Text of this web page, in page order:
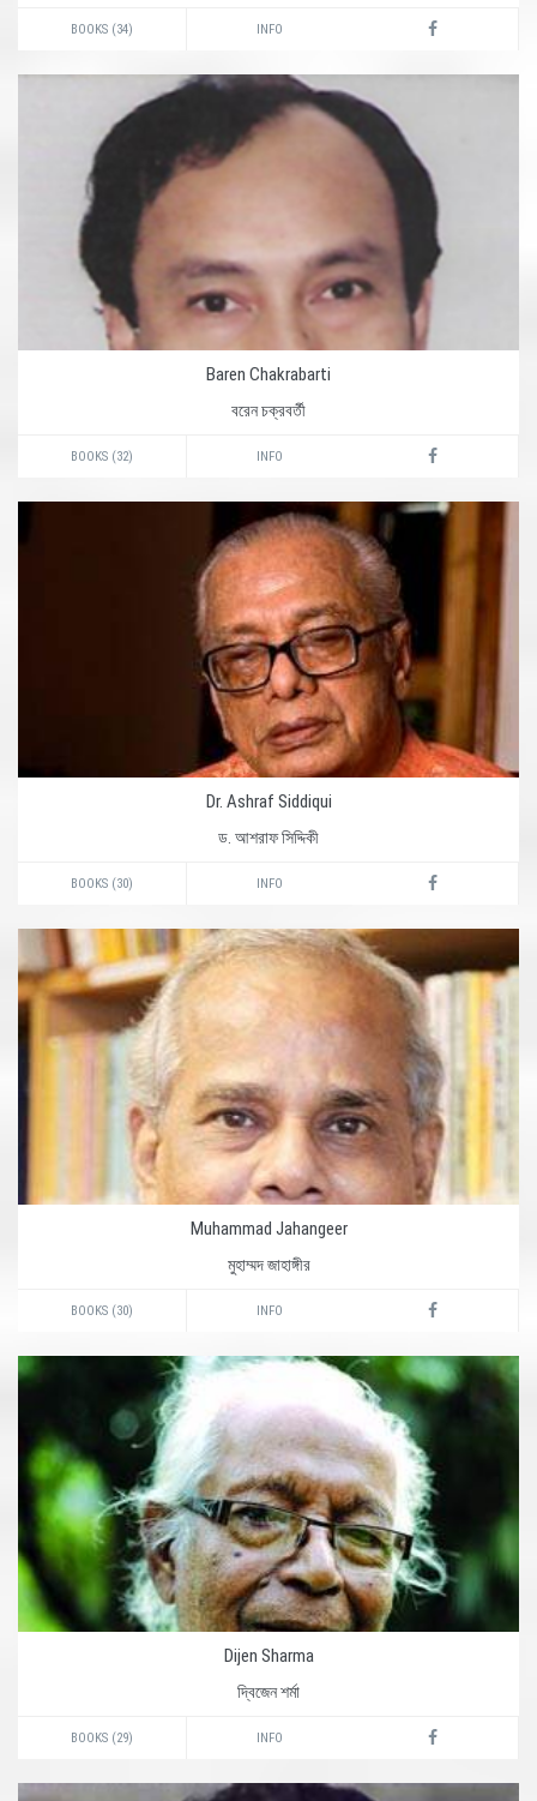
BOOKS (34) INFO
Baren Chakrabarti
বরেন চক্রবর্তী
BOOKS (32) INFO
Dr. Ashraf Siddiqui
ড. আশরাফ সিদ্দিকী
BOOKS (30) INFO
Muhammad Jahangeer
মুহাম্মদ জাহাঙ্গীর
BOOKS (30) INFO
Dijen Sharma
দ্বিজেন শর্মা
BOOKS (29) INFO